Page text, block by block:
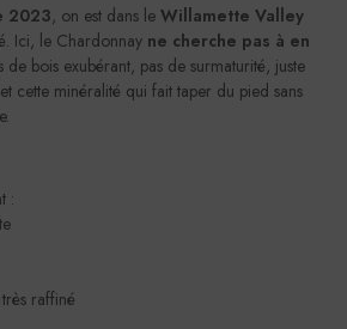
2023, on est dans le Willamette Valley
Ici, le Chardonnay ne cherche pas à en
de bois exubérant, pas de surmaturité, juste
cette minéralité qui fait taper du pied sans
:
raffiné